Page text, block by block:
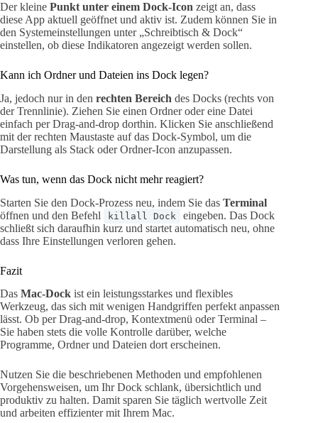
Der kleine Punkt unter einem Dock-Icon zeigt an, dass
diese App aktuell geöffnet und aktiv ist. Zudem können Sie in
den Systemeinstellungen unter „Schreibtisch & Dock“
einstellen, ob diese Indikatoren angezeigt werden sollen.
Kann ich Ordner und Dateien ins Dock legen?
Ja, jedoch nur in den rechten Bereich des Docks (rechts von
der Trennlinie). Ziehen Sie einen Ordner oder eine Datei
einfach per Drag-and-drop dorthin. Klicken Sie anschließend
mit der rechten Maustaste auf das Dock-Symbol, um die
Darstellung als Stack oder Ordner-Icon anzupassen.
Was tun, wenn das Dock nicht mehr reagiert?
Starten Sie den Dock-Prozess neu, indem Sie das Terminal
öffnen und den Befehl
killall Dock
eingeben. Das Dock
schließt sich daraufhin kurz und startet automatisch neu, ohne
dass Ihre Einstellungen verloren gehen.
Fazit
Das Mac-Dock ist ein leistungsstarkes und flexibles
Werkzeug, das sich mit wenigen Handgriffen perfekt anpassen
lässt. Ob per Drag-and-drop, Kontextmenü oder Terminal –
Sie haben stets die volle Kontrolle darüber, welche
Programme, Ordner und Dateien dort erscheinen.
Nutzen Sie die beschriebenen Methoden und empfohlenen
Vorgehensweisen, um Ihr Dock schlank, übersichtlich und
produktiv zu halten. Damit sparen Sie täglich wertvolle Zeit
und arbeiten effizienter mit Ihrem Mac.